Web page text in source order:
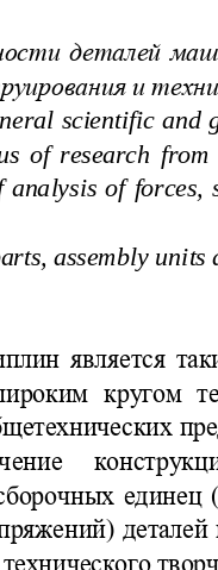
деталей
и
scientific and
of  research  from
of  forces,
assembly units
плин является
кругом
конструк
единец